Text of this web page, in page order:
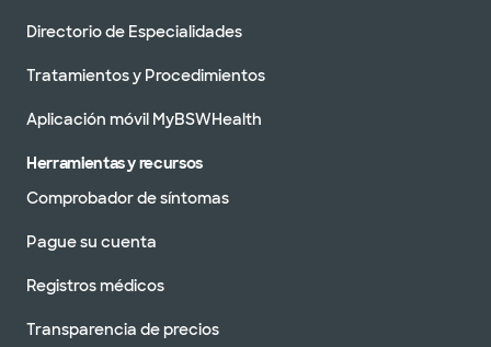
Directorio de Especialidades
Tratamientos y Procedimientos
Aplicación móvil MyBSWHealth
Herramientas y recursos
Comprobador de síntomas
Pague su cuenta
Registros médicos
Transparencia de precios